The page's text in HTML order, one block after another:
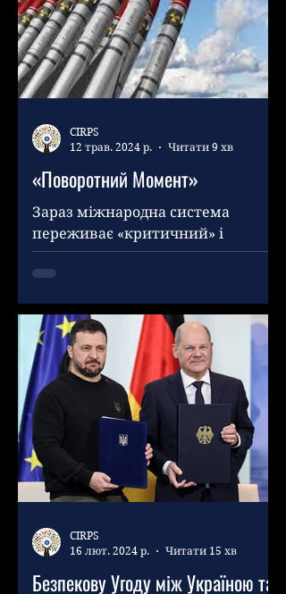
«Поворотний Момент»
Зараз міжнародна система
переживає «критичний» і
«поворотний момент», якого вона
не переживала з кінця Другої
CIRPS
12 трав. 2024 р.
Читати 9 хв
Безпекову Угоду між Україною та
CIRPS
16 лют. 2024 р.
Читати 15 хв